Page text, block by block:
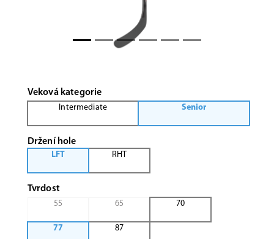
Veková kategorie
Intermediate Senior
Držení hole
LFT RHT
Tvrdost
55 65 70
77 87